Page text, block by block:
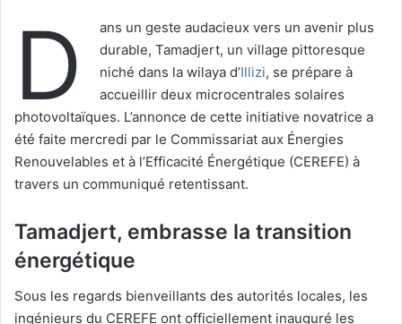
D
ans un geste audacieux vers un avenir plus
durable, Tamadjert, un village pittoresque
niché dans la wilaya d’Illizi, se prépare à
accueillir deux microcentrales solaires
photovoltaïques. L’annonce de cette initiative novatrice a
été faite mercredi par le Commissariat aux Énergies
Renouvelables et à l’Efficacité Énergétique (CEREFE) à
travers un communiqué retentissant.
Tamadjert, embrasse la transition
énergétique
Sous les regards bienveillants des autorités locales, les
ingénieurs du CEREFE ont officiellement inauguré les